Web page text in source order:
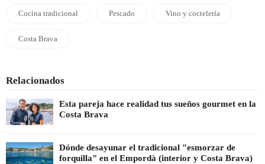
Cocina tradicional Pescado Vino y coctelería
Costa Brava
Relacionados
Esta pareja hace realidad tus sueños gourmet en la
Costa Brava
Dónde desayunar el tradicional "esmorzar de
forquilla" en el Empordà (interior y Costa Brava)